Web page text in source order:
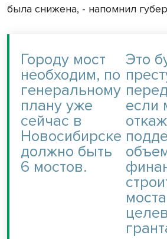
была снижена, - напомнил
Городу мост
необходим, по
генеральному
плану уже
сейчас в
Новосибирске
должно быть
6 мостов.
Это
если